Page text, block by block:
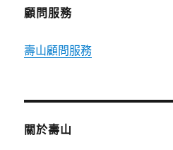
顧問服務
壽山顧問服務
關於壽山